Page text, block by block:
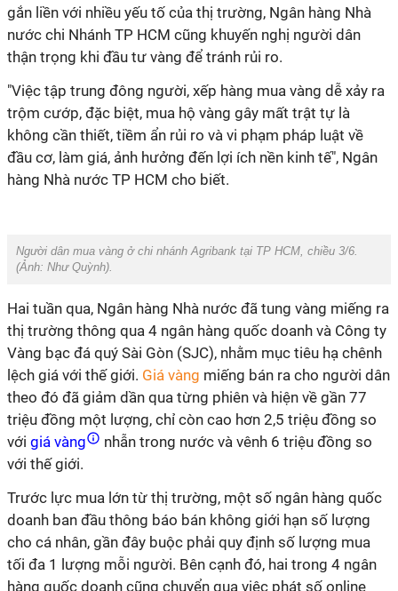
gắn liền với nhiều yếu tố của thị trường, Ngân hàng Nhà
nước chi Nhánh TP HCM cũng khuyến nghị người dân
thận trọng khi đầu tư vàng để tránh rủi ro.
"Việc tập trung đông người, xếp hàng mua vàng dễ xảy ra
trộm cướp, đặc biệt, mua hộ vàng gây mất trật tự là
không cần thiết, tiềm ẩn rủi ro và vi phạm pháp luật về
đầu cơ, làm giá, ảnh hưởng đến lợi ích nền kinh tế", Ngân
hàng Nhà nước TP HCM cho biết.
Người dân mua vàng ở chi nhánh Agribank tại TP HCM, chiều 3/6.
(Ảnh: Như Quỳnh).
Hai tuần qua, Ngân hàng Nhà nước đã tung vàng miếng ra
thị trường thông qua 4 ngân hàng quốc doanh và Công ty
Vàng bạc đá quý Sài Gòn (SJC), nhằm mục tiêu hạ chênh
lệch giá với thế giới. Giá vàng miếng bán ra cho người dân
theo đó đã giảm dần qua từng phiên và hiện về gần 77
triệu đồng một lượng, chỉ còn cao hơn 2,5 triệu đồng so
với giá vàng
nhẫn trong nước và vênh 6 triệu đồng so
với thế giới.
Trước lực mua lớn từ thị trường, một số ngân hàng quốc
doanh ban đầu thông báo bán không giới hạn số lượng
cho cá nhân, gần đây buộc phải quy định số lượng mua
tối đa 1 lượng mỗi người. Bên cạnh đó, hai trong 4 ngân
hàng quốc doanh cũng chuyển qua việc phát số online